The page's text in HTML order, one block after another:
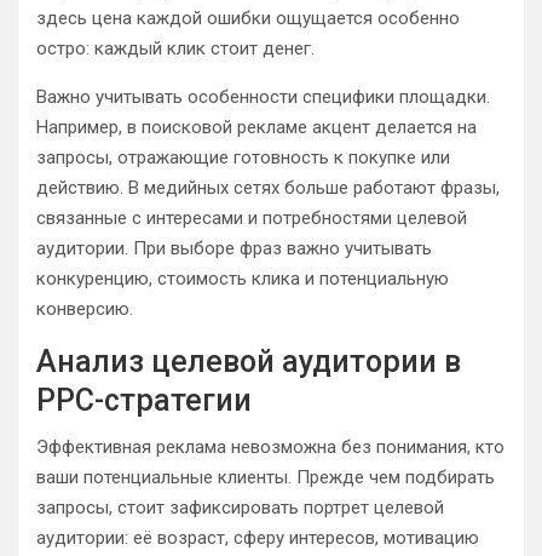
здесь цена каждой ошибки ощущается особенно
остро: каждый клик стоит денег.
Важно учитывать особенности специфики площадки.
Например, в поисковой рекламе акцент делается на
запросы, отражающие готовность к покупке или
действию. В медийных сетях больше работают фразы,
связанные с интересами и потребностями целевой
аудитории. При выборе фраз важно учитывать
конкуренцию, стоимость клика и потенциальную
конверсию.
Анализ целевой аудитории в
PPC-стратегии
Эффективная реклама невозможна без понимания, кто
ваши потенциальные клиенты. Прежде чем подбирать
запросы, стоит зафиксировать портрет целевой
аудитории: её возраст, сферу интересов, мотивацию